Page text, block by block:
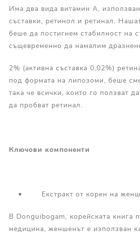
Има два вида витамин А,
съставки, ретинол и ретинал.
беше да постигнем стабилност на
същевременно да намалим
2% (активна съставка 0,02%)
под формата на липозоми, беше
така че всички, които го ползват
да пробват ретинал.
Ключови компоненти
Екстракт от корен на
В Donguibogam, корейската книга
медицина, женшенът е използван